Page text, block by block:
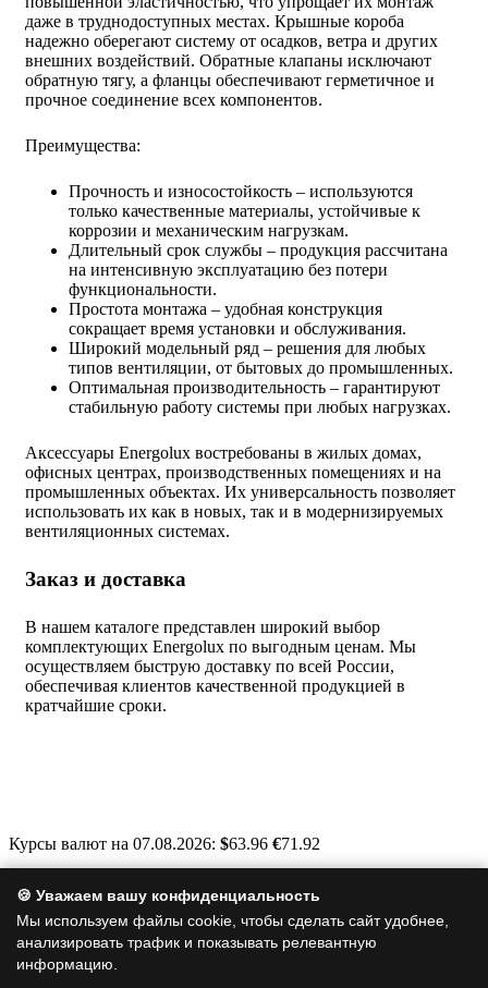
даже в труднодоступных местах. Крышные короба
надежно оберегают систему от осадков, ветра и других
внешних воздействий. Обратные клапаны исключают
обратную тягу, а фланцы обеспечивают герметичное и
прочное соединение всех компонентов.
Преимущества:
Прочность и износостойкость – используются
только качественные материалы, устойчивые к
коррозии и механическим нагрузкам.
Длительный срок службы – продукция рассчитана
на интенсивную эксплуатацию без потери
функциональности.
Простота монтажа – удобная конструкция
сокращает время установки и обслуживания.
Широкий модельный ряд – решения для любых
типов вентиляции, от бытовых до промышленных.
Оптимальная производительность – гарантируют
стабильную работу системы при любых нагрузках.
Аксессуары Energolux востребованы в жилых домах,
офисных центрах, производственных помещениях и на
промышленных объектах. Их универсальность позволяет
использовать их как в новых, так и в модернизируемых
вентиляционных системах.
Заказ и доставка
В нашем каталоге представлен широкий выбор
комплектующих Energolux по выгодным ценам. Мы
осуществляем быструю доставку по всей России,
обеспечивая клиентов качественной продукцией в
кратчайшие сроки.
Курсы валют на 07.08.2026: $63.96 €71.92
+7 (495) 128-19-35
🍪 Уважаем вашу конфиденциальность
Мы используем файлы cookie, чтобы сделать сайт удобнее,
анализировать трафик и показывать релевантную
информацию.